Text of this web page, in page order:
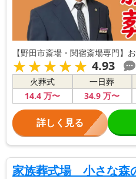
【野田市斎場・関宿斎場専門】
★★★★★
★★★★★ 4.93
火葬式
14.4万〜
一日葬
34.9 万〜
詳しく見る
家族葬式場 小さな